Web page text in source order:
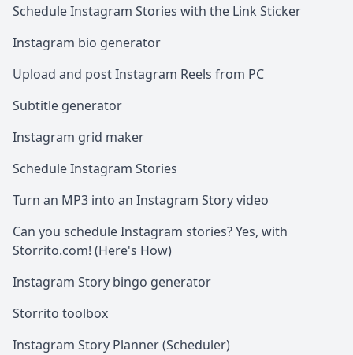
Schedule Instagram Stories with the Link Sticker
Instagram bio generator
Upload and post Instagram Reels from PC
Subtitle generator
Instagram grid maker
Schedule Instagram Stories
Turn an MP3 into an Instagram Story video
Can you schedule Instagram stories? Yes, with
Storrito.com! (Here's How)
Instagram Story bingo generator
Storrito toolbox
Instagram Story Planner (Scheduler)